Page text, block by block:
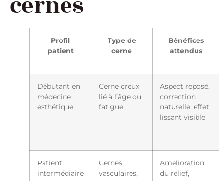
Profil
patient
Type de
cerne
Bénéfices
attendus
Débutant en
médecine
esthétique
Cerne creux
lié à l’âge ou
fatigue
Aspect reposé,
correction
naturelle, effet
lissant visible
Patient
intermédiaire
Cernes
vasculaires,
Amélioration
du relief,